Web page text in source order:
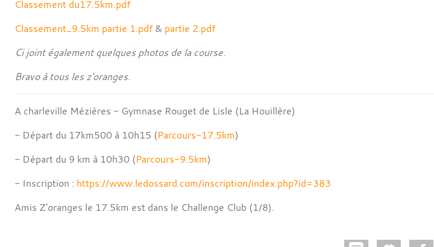
Classement du17.5km.pdf
Classement_9.5km partie 1.pdf& partie 2.pdf
Ci joint également quelques photos de la course.
Bravo à tous les z'oranges.
A charleville Mézières - Gymnase Rouget de Lisle (La Houillère)
- Départ du 17km500 à 10h15 (Parcours-17.5km)
- Départ du 9 km à 10h30 (Parcours-9.5km)
- Inscription : https://www.ledossard.com/inscription/index.php?id=383
Amis Z'oranges le 17.5km est dans le Challenge Club (1/8).